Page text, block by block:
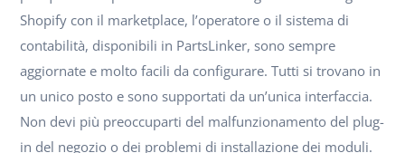
Shopify con il marketplace, l’operatore o il sistema di
contabilità, disponibili in PartsLinker, sono sempre
aggiornate e molto facili da configurare. Tutti si trovano in
un unico posto e sono supportati da un’unica interfaccia.
Non devi più preoccuparti del malfunzionamento del plug-
in del negozio o dei problemi di installazione dei moduli.